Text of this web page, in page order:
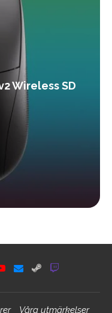
Wireless SD
Våra utmärkelser